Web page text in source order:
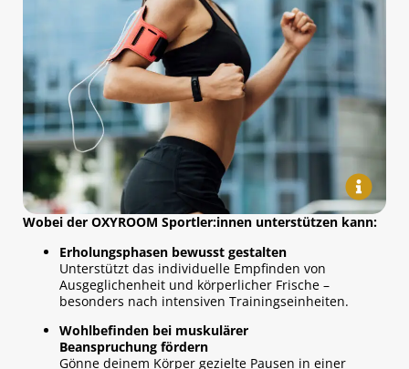
Wobei der OXYROOM Sportler:innen unterstützen kann:
Erholungsphasen bewusst gestalten
Unterstützt das individuelle Empfinden von
Ausgeglichenheit und körperlicher Frische –
besonders nach intensiven Trainingseinheiten.
Wohlbefinden bei muskulärer
Beanspruchung fördern
Gönne deinem Körper gezielte Pausen in einer